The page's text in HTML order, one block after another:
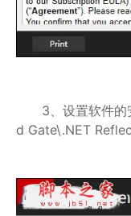
3、设置软件的
d Gate\.NET